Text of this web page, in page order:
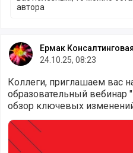
автора
Ермак
24.10.25, 08:23
Коллеги, приглашаем вас
образовательный вебинар
обзор ключевых
Приглашаем на вебинар!